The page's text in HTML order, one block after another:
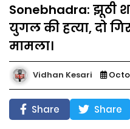
Sonebhadra: झूठी
युगल की हत्या, दो
मामला।
Vidhan Kesari
Share Share